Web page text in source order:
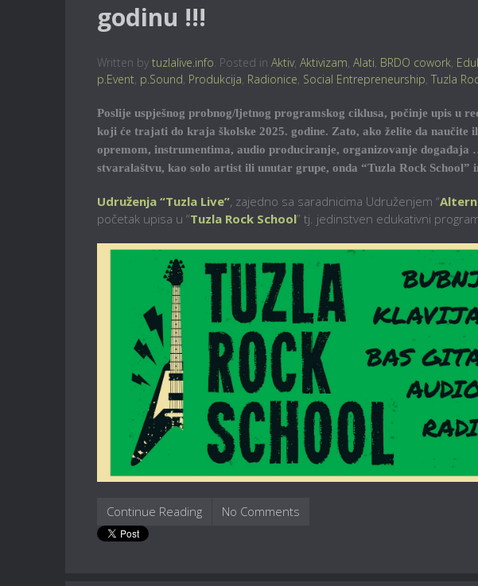
godinu !!!
Written by tuzlalive.info. Posted in Aktiv, Aktivizam, Alati, BRDO cowork,
p.Event, p.Sound, Produkcija, Radionice, Social Entrepreneurship, Tuzla
Poslije uspješnog probnog/ljetnog programskog ciklusa, počinje upis u
koji će trajati do kraja školske 2025. godine. Zato, ako želite da naučite
opremom, instrumentima, audio produciranje, organizovanje događaja
stvaralaštvu, kao solo artist ili unutar grupe, onda “Tuzla Rock School”
Udruženja “Tuzla Live”, zajedno sa saradnicima Udruženjem “
početak upisa u “Tuzla Rock School” tj. jedinstven edukativni
Continue Reading No Comments